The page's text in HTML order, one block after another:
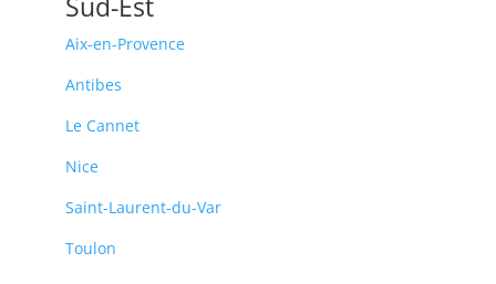
Sud-Est
Aix-en-Provence
Antibes
Le Cannet
Nice
Saint-Laurent-du-Var
Toulon